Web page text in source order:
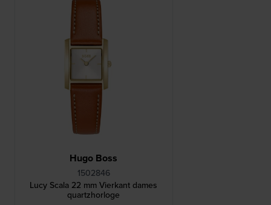
Hugo Boss
1502846
Lucy Scala 22 mm Vierkant dames
quartzhorloge